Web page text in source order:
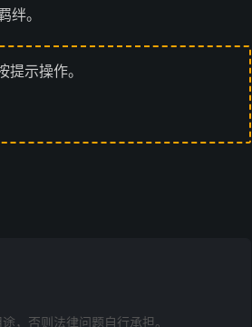
。
示操作。
，否则法律问题自行承担。